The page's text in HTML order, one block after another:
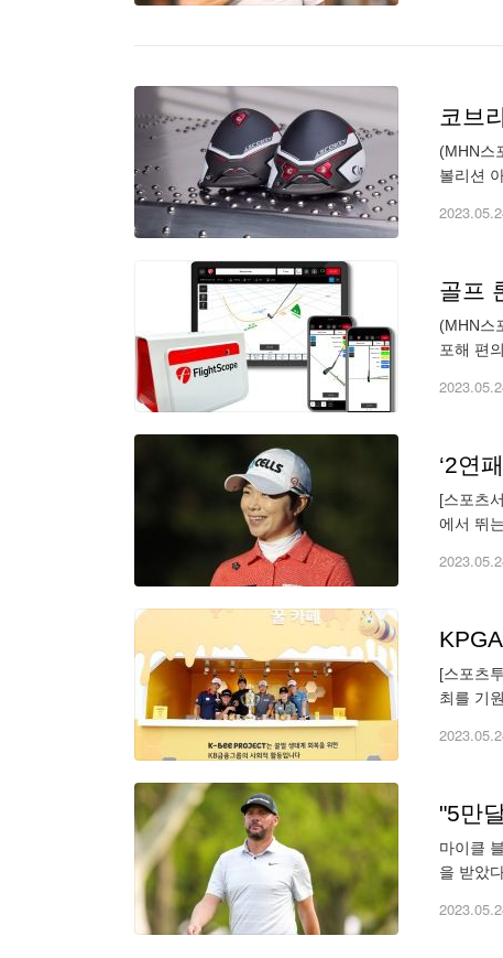
코브
(MHN스
볼리션
골프
(MHN스
포해 편
‘2연
[스포츠
에서 뛰
[스포츠
최를 기
"5만
마이클
을 받았